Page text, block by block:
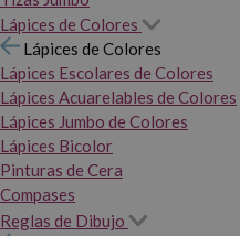
Lápices de Colores
Lápices de Colores
Lápices Escolares de Colores
Lápices Acuarelables de Colores
Lápices Jumbo de Colores
Lápices Bicolor
Pinturas de Cera
Compases
Reglas de Dibujo